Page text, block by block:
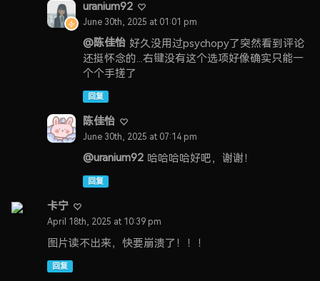
uranium92
June 30th, 2025 at 01:01 pm
@陈佳怡 好久没用过psychopy了突然看到评论
还挺怀念的...右键没有这个选项好像确实只能一
个个手搓了
回复
陈佳怡
June 30th, 2025 at 07:14 pm
@uranium92 哈哈哈哈好吧，谢谢！
回复
卡宁
April 18th, 2025 at 10:39 pm
图片读不出来，快要崩溃了！！！
回复